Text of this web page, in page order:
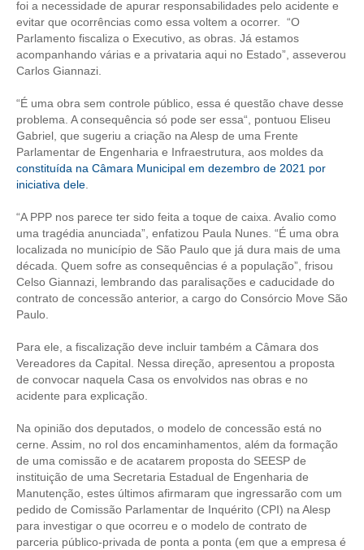
HOMOLOGAÇÕES
PISO SALARIAL
FIQUE POR DENTRO
OPORTUNIDADES
APRESENTAÇÃO
EMPREGO E ESTÁGIO
AUTÔNOMOS E SERVIÇOS
NEWSLETTER
GUIA DAS ENGENHARIAS
CURSOS
ENGENHEIRO EMPREENDEDOR
SEESP EDUCAÇÃO
BENEFÍCIOS
APOSENTADORIA
foi a necessidade de apurar responsabilidades pelo acidente e
evitar que ocorrências como essa voltem a ocorrer. “O
Parlamento fiscaliza o Executivo, as obras. Já estamos
acompanhando várias e a privataria aqui no Estado”, asseverou
Carlos Giannazi.
“É uma obra sem controle público, essa é questão chave desse
problema. A consequência só pode ser essa“, pontuou Eliseu
Gabriel, que sugeriu a criação na Alesp de uma Frente
Parlamentar de Engenharia e Infraestrutura, aos moldes da
constituída na Câmara Municipal em dezembro de 2021 por
iniciativa dele.
“A PPP nos parece ter sido feita a toque de caixa. Avalio como
uma tragédia anunciada”, enfatizou Paula Nunes. “É uma obra
localizada no município de São Paulo que já dura mais de uma
década. Quem sofre as consequências é a população”, frisou
Celso Giannazi, lembrando das paralisações e caducidade do
contrato de concessão anterior, a cargo do Consórcio Move São
Paulo.
Para ele, a fiscalização deve incluir também a Câmara dos
Vereadores da Capital. Nessa direção, apresentou a proposta
de convocar naquela Casa os envolvidos nas obras e no
acidente para explicação.
Na opinião dos deputados, o modelo de concessão está no
cerne. Assim, no rol dos encaminhamentos, além da formação
de uma comissão e de acatarem proposta do SEESP de
instituição de uma Secretaria Estadual de Engenharia de
Manutenção, estes últimos afirmaram que ingressarão com um
pedido de Comissão Parlamentar de Inquérito (CPI) na Alesp
para investigar o que ocorreu e o modelo de contrato de
parceria público-privada de ponta a ponta (em que a empresa é